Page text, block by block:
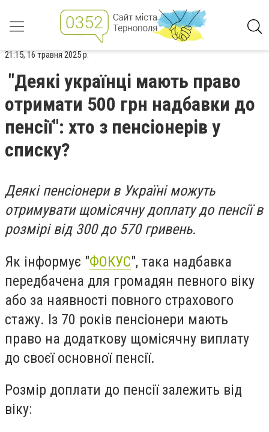
21:15, 16 травня 2025 р.
"Деякі українці мають право
отримати 500 грн надбавки до
пенсії": хто з пенсіонерів у
списку?
Деякі пенсіонери в Україні можуть
отримувати щомісячну доплату до пенсії в
розмірі від 300 до 570 гривень.
Як інформує "ФОКУС", така надбавка
передбачена для громадян певного віку
або за наявності повного страхового
стажу. Із 70 років пенсіонери мають
право на додаткову щомісячну виплату
до своєї основної пенсії.
Розмір доплати до пенсії залежить від
віку: